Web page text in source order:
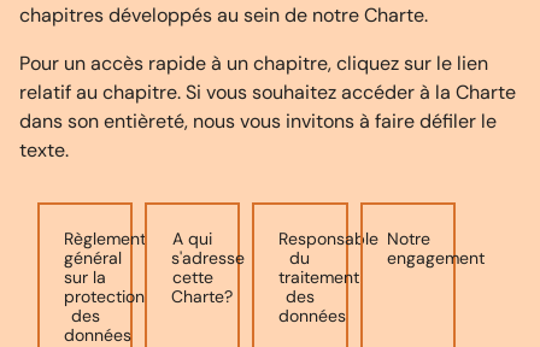
chapitres développés au sein de notre Charte.
Pour un accès rapide à un chapitre, cliquez sur le lien
relatif au chapitre. Si vous souhaitez accéder à la Charte
dans son entièreté, nous vous invitons à faire défiler le
texte.
Règlement
général
sur la
protection
des
données
A qui
s'adresse
cette
Charte?
Responsable
du
traitement
des
données
Notre
engagement